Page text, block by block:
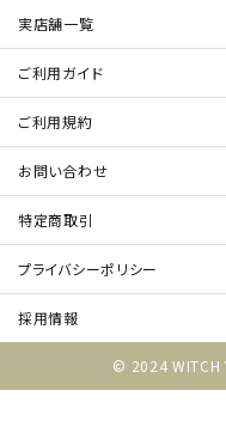
実店舗一覧
ご利用ガイド
ご利用規約
お問い合わせ
特定商取引
プライバシーポリシー
採用情報
© 2024 WITCH